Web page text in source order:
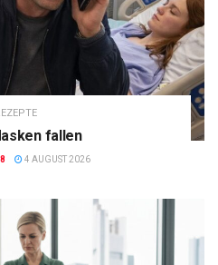
fallen
4 AUGUST 2026